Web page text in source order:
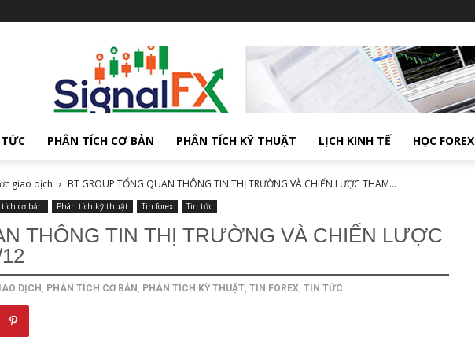
PHÂN TÍCH CƠ BẢN PHÂN TÍCH KỸ THUẬT LỊCH KINH TẾ HỌC FOREX
giao dịch BT GROUP TỔNG QUAN THÔNG TIN THỊ TRƯỜNG VÀ CHIẾN LƯỢC THAM...
tích cơ bản Phân tích kỹ thuật Tin forex Tin tức
THÔNG TIN THỊ TRƯỜNG VÀ CHIẾN LƯỢC
DỊCH , PHÂN TÍCH CƠ BẢN , PHÂN TÍCH KỸ THUẬT, TIN FOREX, TIN TỨC